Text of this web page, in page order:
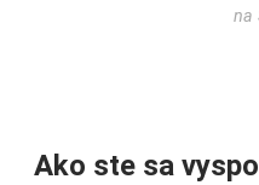
na
Ako ste sa